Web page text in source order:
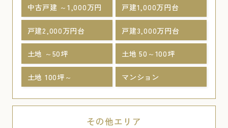
中古戸建 ～1,000万円 戸建1,000万円台
戸建2,000万円台 戸建3,000万円台
土地 ～50坪 土地 50～100坪
土地 100坪～ マンション
その他エリア